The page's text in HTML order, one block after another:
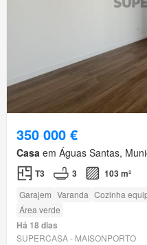
350 000 €
Casa em Águas Santas,
T3 3 103 m²
Garajem Varanda Cozinha
Área verde
Há 18 dias
SUPERCASA - MAISONPORTO